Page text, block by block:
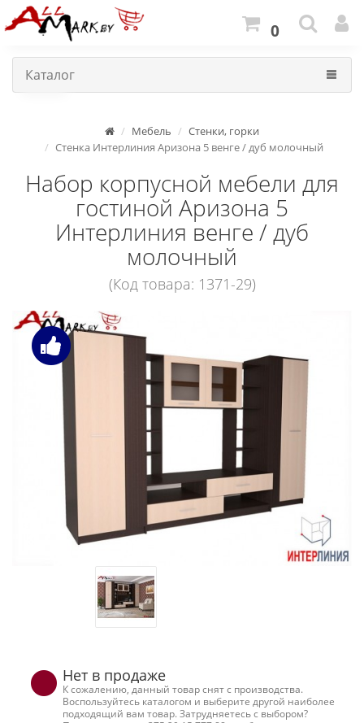
0
Каталог
Мебель
Стенки, горки
Стенка Интерлиния Аризона 5 венге / дуб молочный
Набор корпусной мебели для
гостиной Аризона 5
Интерлиния венге / дуб
молочный
(Код товара: 1371-29)
Нет в продаже
К сожалению, данный товар снят с производства.
Воспользуйтесь каталогом и выберите другой наиболее
подходящий вам товар. Затрудняетесь с выбором?